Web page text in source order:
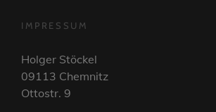
IMPRESSUM
Holger Stöckel
09113 Chemnitz
Ottostr. 9